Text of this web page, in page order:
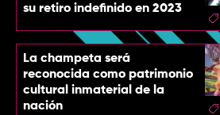
su retiro indefinido en 2023
La champeta será
reconocida como patrimonio
cultural inmaterial de la
nación